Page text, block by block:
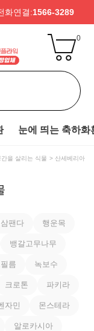
화연결:1566-3289
0
눈에 띄는 축하화
간을 살리는 식물 산세베리아
팬다 행운목
뱅갈고무나무
름 녹보수
크로톤 파키라
자민 몬스테라
알로카시아